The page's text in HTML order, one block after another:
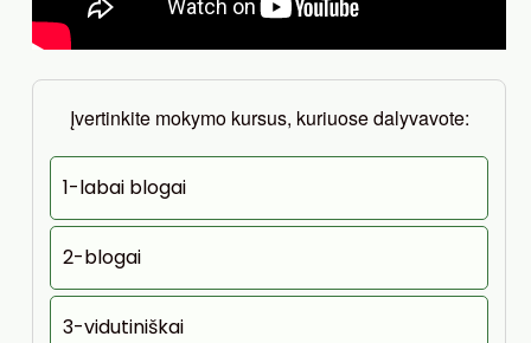
Įvertinkite mokymo kursus, kuriuose dalyvavote:
1-labai blogai
2-blogai
3-vidutiniškai